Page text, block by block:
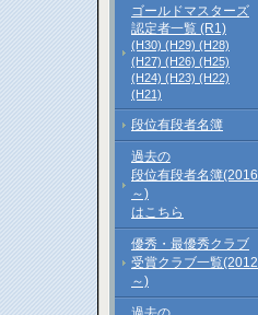
ゴールドマスターズ
認定者一覧 (R1)
(H30) (H29) (H28)
(H27) (H26) (H25)
(H24) (H23) (H22)
(H21)
段位有段者名簿
過去の
段位有段者名簿(2016
～)
はこちら
優秀・最優秀クラブ
受賞クラブ一覧(2012
～)